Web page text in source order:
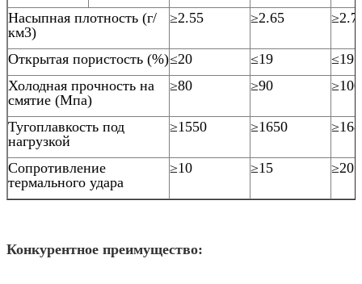
Насыпная плотность (г/
км3)
≥2.55 ≥2.65
Открытая пористость (%)≤20 ≤19
≤19
Холодная прочность на
смятие (Мпа)
≥80 ≥90 ≥100
Тугоплавкость под
нагрузкой
≥1550 ≥1650
Сопротивление
термального удара
≥10 ≥15 ≥20
Конкурентное преимущество: